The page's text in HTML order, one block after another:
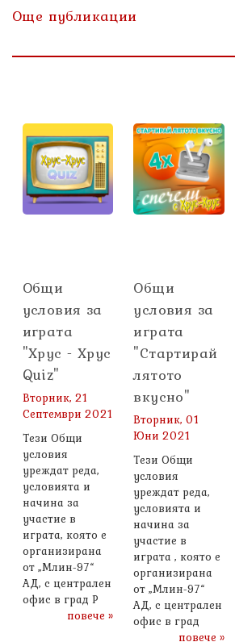
Още публикации
Общи
условия за
играта
"Хрус - Хрус
Quiz"
Вторник, 21
Септември 2021
Тези Общи
условия
уреждат реда,
условията и
начина за
участие в
играта, която е
организирана
от „Млин-97“
АД, с централен
офис в град Р
повече »
Общи
условия за
играта
"Стартирай
лятото
вкусно"
Вторник, 01
Юни 2021
Тези Общи
условия
уреждат реда,
условията и
начина за
участие в
играта , която е
организирана
от „Млин-97“
АД, с централен
офис в град
повече »